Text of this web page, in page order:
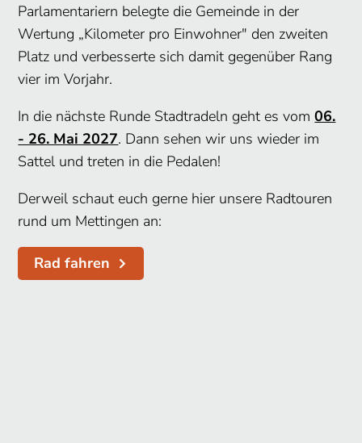
Parlamentariern belegte die Gemeinde in der
Wertung „Kilometer pro Einwohner" den zweiten
Platz und verbesserte sich damit gegenüber Rang
vier im Vorjahr.
In die nächste Runde Stadtradeln geht es vom06.
- 26. Mai 2027. Dann sehen wir uns wieder im
Sattel und treten in die Pedalen!
Derweil schaut euch gerne hier unsere Radtouren
rund um Mettingen an:
Rad fahren